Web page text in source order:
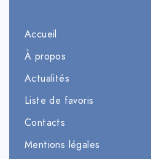
Accueil
À propos
Actualités
Liste de favoris
Contacts
Mentions légales